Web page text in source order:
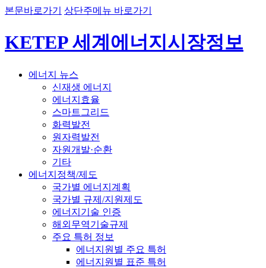
본문바로가기 상단주메뉴 바로가기
KETEP 세계에너지시장정보
에너지 뉴스
신재생 에너지
에너지효율
스마트그리드
화력발전
원자력발전
자원개발·순환
기타
에너지정책/제도
국가별 에너지계획
국가별 규제/지원제도
에너지기술 인증
해외무역기술규제
주요 특허 정보
에너지원별 주요 특허
에너지원별 표준 특허